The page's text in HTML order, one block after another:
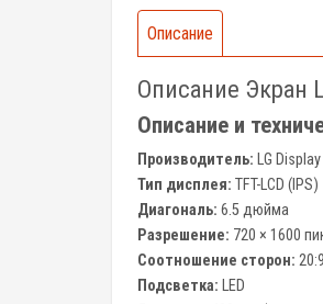
Описание
Описание Экран
Описание и
Производитель: LG
Тип дисплея: TFT-LCD (IPS)
Диагональ: 6.5 дюйма
Разрешение: 720 × 1600
Соотношение сторон: 20:9
Подсветка: LED